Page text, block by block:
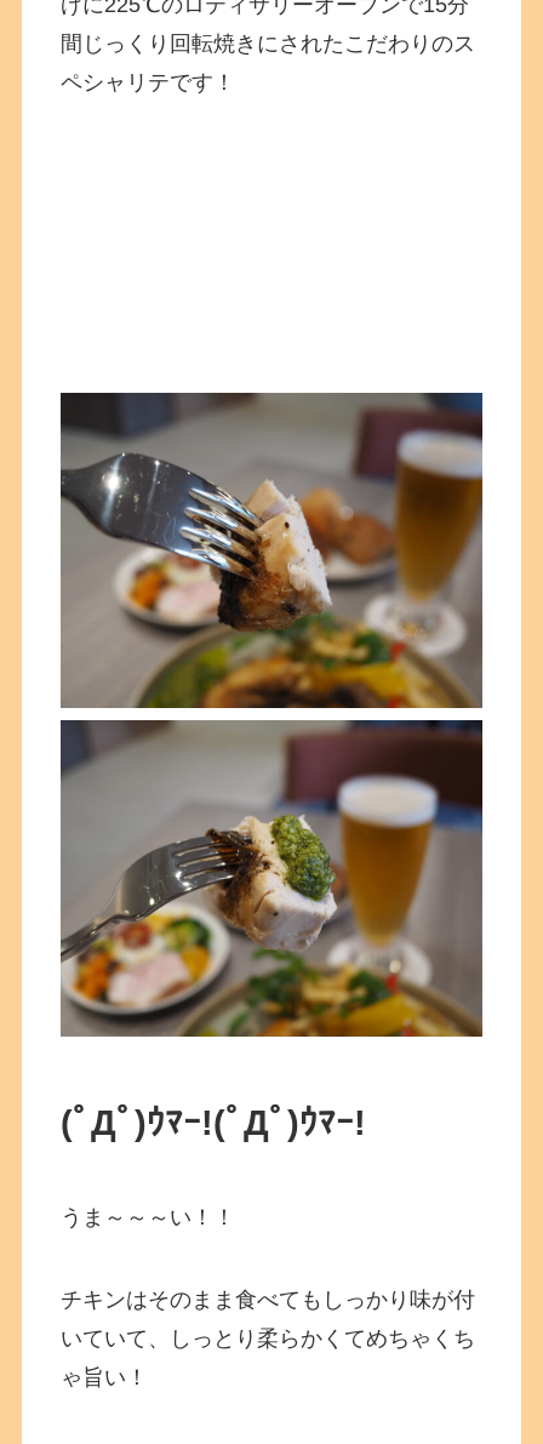
げに225℃のロティサリーオーブンで15分
間じっくり回転焼きにされたこだわりのス
ペシャリテです！
(ﾟДﾟ)ｳﾏｰ!(ﾟДﾟ)ｳﾏｰ!
うま～～～い！！
チキンはそのまま食べてもしっかり味が付
いていて、しっとり柔らかくてめちゃくち
ゃ旨い！